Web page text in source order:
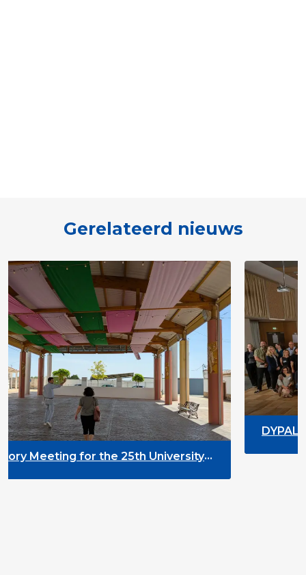
Gerelateerd nieuws
University
DYPALL Network at the
2026 in Tromsø, Norway